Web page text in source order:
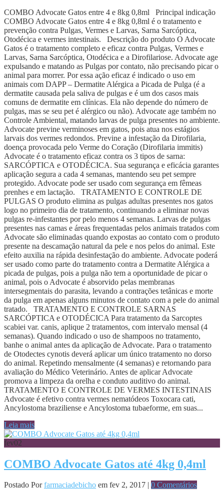
COMBO Advocate Gatos entre 4 e 8kg 0,8ml Principal indicação
COMBO Advocate Gatos entre 4 e 8kg 0,8ml é o tratamento e
prevenção contra Pulgas, Vermes e Larvas, Sarna Sarcóptica,
Otodécica e vermes intestinais. Descrição do produto O Advocate
Gatos é o tratamento completo e eficaz contra Pulgas, Vermes e
Larvas, Sarna Sarcóptica, Otodécica e a Dirofilariose. Advocate age
expulsando e matando as Pulgas por contato, não precisando picar o
animal para morrer. Por essa ação eficaz é indicado o uso em
animais com DAPP – Dermatite Alérgica a Picada de Pulga (é a
dermatite causada pela saliva de pulgas e é um dos casos mais
comuns de dermatite em clínicas. Ela não depende do número de
pulgas, mas se seu pet é alérgico ou não). Advocate age também no
Controle Ambiental, matando larvas de pulga presentes no ambiente.
Advocate previne verminoses em gatos, pois atua nos estágios
larvais dos vermes redondos. Previne a infestação da Dirofilaria,
doença provocada pelo Verme do Coração (Dirofilaria immitis)
Advocate é o tratamento eficaz contra os 3 tipos de sarna:
SARCÓPTICA e OTODÉCICA. Sua segurança e eficácia garantes
aplicação segura a cada 4 semanas, mantendo seu pet sempre
protegido. Advocate pode ser usado com segurança em fêmeas
prenhes e em lactação. TRATAMENTO E CONTROLE DE
PULGAS O produto elimina as pulgas adultas presentes nos gatos
logo no primeiro dia de tratamento, continuando a eliminar novas
pulgas re-infestantes por pelo menos 4 semanas. Larvas de pulgas
presentes nas camas e áreas frequentadas pelos animais tratados com
Advocate são eliminadas quando expostas ao contato com o produto
presente na descamação natural da pele e nos pelos do animal. Este
efeito auxilia na rápida desinfestação do ambiente. Advocate poderá
ser usado como parte do tratamento contra a Dermatite Alérgica a
picada de pulgas, pois a pulga não tem a oportunidade de picar o
animal, pois o Advocate é absorvido pelas membranas
intersegmentais do parasita, levando a contrações tetânicas e morte
da pulga em apenas alguns minutos de contato com a pele do animal
tratado. TRATAMENTO E CONTROLE SARNAS
SARCÓPTICA e OTODÉCICA Para tratamento da Sarcoptes
scabiei var. canis, aplique 2 tratamentos, com intervalo mensal (4
semanas). Quando indicado o uso de shampoos no tratamento,
banhe o animal antes da aplicação de Advocate. Para o tratamento
de Otodectes cynotis deverá aplicar um único tratamento no dorso
do animal. Repetindo mensalmente (4 semanas) e retornando para
avaliação do Médico Veterinário. Antes de aplicar Advocate
promova a limpeza da orelha e conduto auditivo do animal.
TRATAMENTO E CONTROLE DE VERMES INTESTINAIS
Advocate é efetivo contra vermes nematódeos Toxocara cati,
Ancylostoma braziliense e Ancylostoma tubaeforme, em suas...
Leia mais
fev02
COMBO Advocate Gatos até 4kg 0,4ml
Postado Porfarmaciadebicho em fev 2, 2017 | 0 Comentários